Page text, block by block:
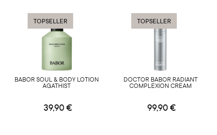
TOPSELLER
BABOR SOUL & BODY LOTION
AGATHIST
39,90 €
TOPSELLER
DOCTOR BABOR RADIANT
COMPLEXION CREAM
99,90 €